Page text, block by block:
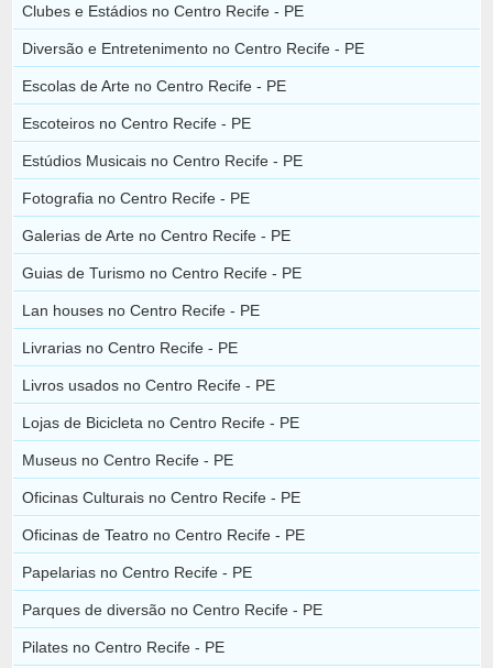
Clubes e Estádios no Centro Recife - PE
Diversão e Entretenimento no Centro Recife - PE
Escolas de Arte no Centro Recife - PE
Escoteiros no Centro Recife - PE
Estúdios Musicais no Centro Recife - PE
Fotografia no Centro Recife - PE
Galerias de Arte no Centro Recife - PE
Guias de Turismo no Centro Recife - PE
Lan houses no Centro Recife - PE
Livrarias no Centro Recife - PE
Livros usados no Centro Recife - PE
Lojas de Bicicleta no Centro Recife - PE
Museus no Centro Recife - PE
Oficinas Culturais no Centro Recife - PE
Oficinas de Teatro no Centro Recife - PE
Papelarias no Centro Recife - PE
Parques de diversão no Centro Recife - PE
Pilates no Centro Recife - PE